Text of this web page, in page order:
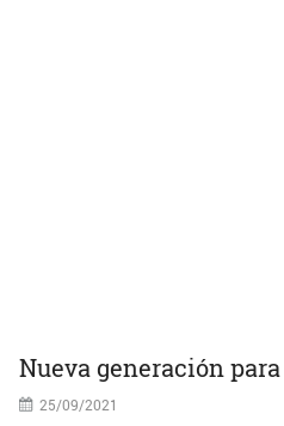
Nueva generación
25/09/2021